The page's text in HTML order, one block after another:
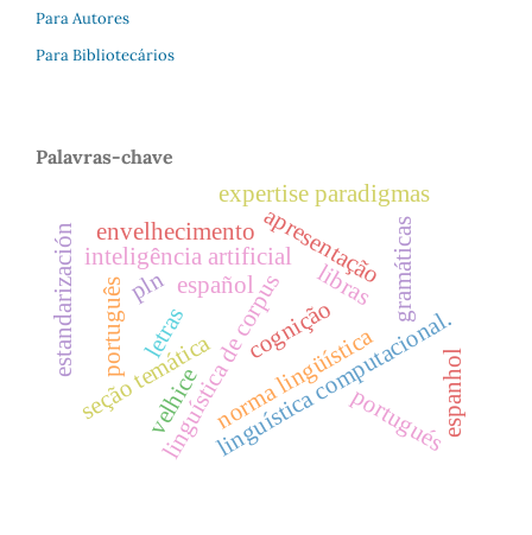
Para Autores
Para Bibliotecários
Palavras-chave
linguística de corpus
linguística computacional.
inteligência artificial
letras
apresentação
seção temática cognição
expertise paradigmas
estandarización gramáticas
norma lingüísticaportugués
español
português
espanhol
libras
pln
envelhecimento
velhice